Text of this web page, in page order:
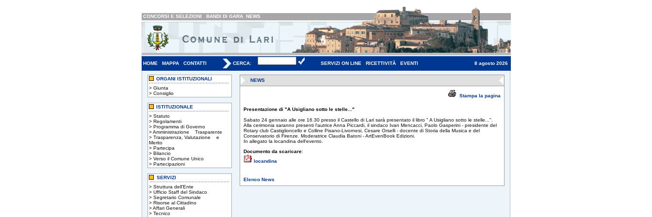
CONCORSI E SELEZIONI BANDI DI GARA NEWS
HOME MAPPA CONTATTI CERCA: SERVIZI ON LINE RICETTIVITÀ EVENTI 8 agosto 2026
ORGANI ISTITUZIONALI
> Giunta
> Consiglio
ISTITUZIONALE
> Statuto
> Regolamenti
> Programma di Governo
>Amministrazione Trasparente
> Trasparenza, Valutazione e
Merito
> Partecipa
> Bilancio
> Verso il Comune Unico
> Partecipazioni
SERVIZI
> Struttura dell'Ente
> Ufficio Staff del Sindaco
> Segretario Comunale
> Risorse al Cittadino
>Affari Generali
> Tecnico
NEWS
Stampa la pagina
Presentazione di "A Usigliano sotto le stelle..."
Sabato 24 gennaio alle ore 16.30 presso il Castello di Lari sarà presentato il libro " A Usigliano sotto le stelle...".
Alla cerimonia saranno presenti l'autrice Anna Piccardi, il sindaco Ivan Mencacci, Paolo Gasperini - presidente del
Rotary club Castiglioncello e Colline Pisano-Livornesi, Cesare Orselli - docente di Storia della Musica e del
Conservatorio di Firenze. Moderatrice Claudia Batoni - ArtEvenBook Edizioni.
In allegato la locandina dell'evento.
Documento da scaricare:
locandina
Elenco News